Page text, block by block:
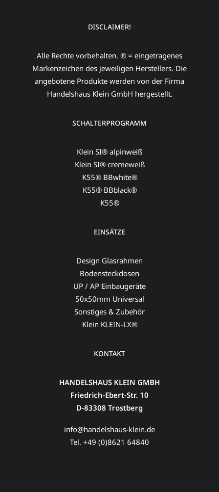
DISCLAIMER!
Alle Rechte vorbehalten. ® = eingetragenes
Markenzeichen des jeweiligen Herstellers. Die
angebotene Produkte werden von der Firma
Handelshaus Klein GmbH hergestellt.
SCHALTERPROGRAMM
Klein SI® alpinweiß
Klein SI® cremeweiß
K55® BBwhite®
K55® BBblack®
K55®
EINSÄTZE
Design Glasrahmen
Bodensteckdosen
UP / AP Einbaugeräte
50x50mm Universal
Sonstiges & Zubehör
Klein KLEIN-LX®
KONTAKT
HANDELSHAUS KLEIN GMBH
Friedrich-Ebert-Str. 10
D-83308 Trostberg
info@handelshaus-klein.de
Tel. +49 (0)8621 64840